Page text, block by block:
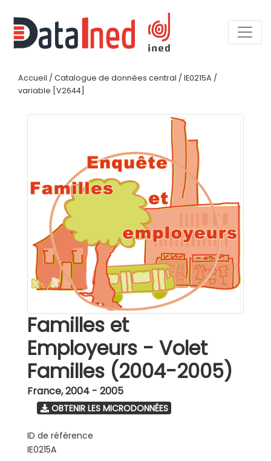
Accueil / Catalogue de données central / IE0215A /
variable [V2644]
Familles et
Employeurs - Volet
Familles (2004-2005)
France,2004 - 2005
OBTENIR LES MICRODONNÉES
ID de référence
IE0215A